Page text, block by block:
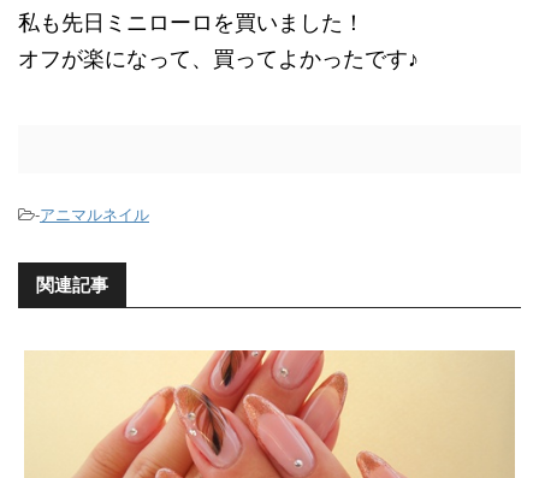
私も先日ミニローロを買いました！
オフが楽になって、買ってよかったです♪
-アニマルネイル
関連記事